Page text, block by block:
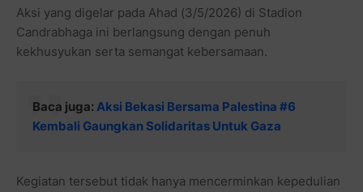
Aksi yang digelar pada Ahad (3/5/2026) di Stadion
Candrabhaga ini berlangsung dengan penuh
kekhusyukan serta semangat kebersamaan.
Baca juga: Aksi Bekasi Bersama Palestina #6
Kembali Gaungkan Solidaritas Untuk Gaza
Kegiatan tersebut tidak hanya mencerminkan kepedulian